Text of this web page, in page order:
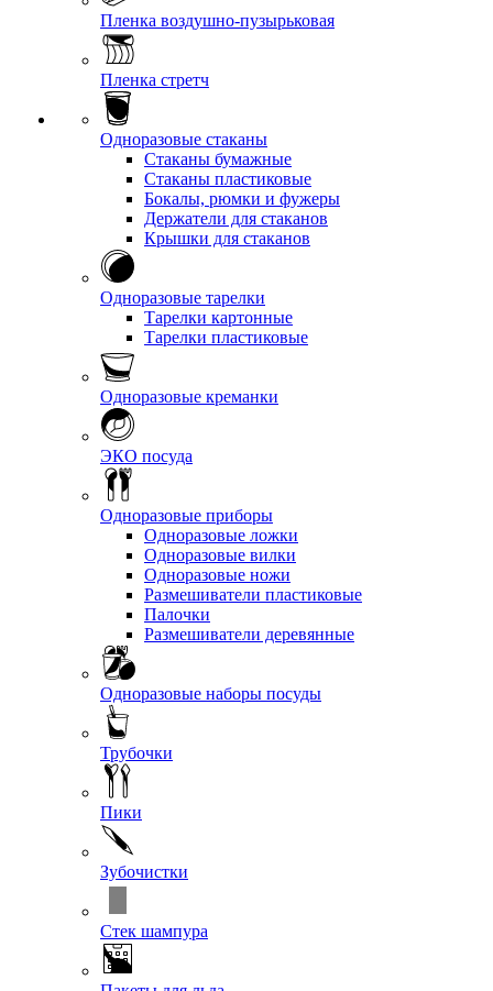
Пленка воздушно-пузырьковая
Пленка стретч
Одноразовые стаканы
Стаканы бумажные
Стаканы пластиковые
Бокалы, рюмки и фужеры
Держатели для стаканов
Крышки для стаканов
Одноразовые тарелки
Тарелки картонные
Тарелки пластиковые
Одноразовые креманки
ЭКО посуда
Одноразовые приборы
Одноразовые ложки
Одноразовые вилки
Одноразовые ножи
Размешиватели пластиковые
Палочки
Размешиватели деревянные
Одноразовые наборы посуды
Трубочки
Пики
Зубочистки
Стек шампура